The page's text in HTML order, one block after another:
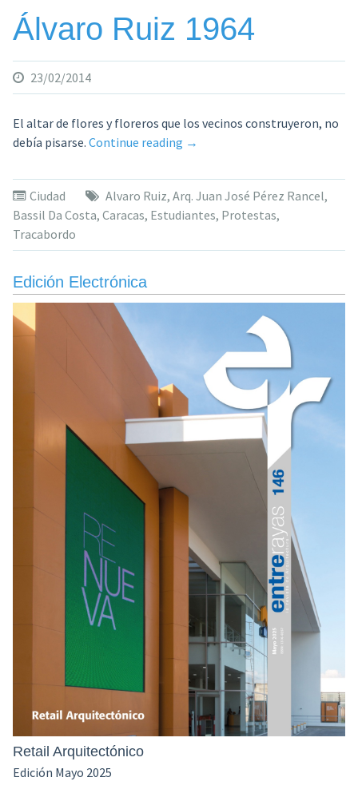
Álvaro Ruiz 1964
23/02/2014
El altar de flores y floreros que los vecinos construyeron, no
debía pisarse. Continue reading «Bassil
Costa
2014
/
→
Ciudad Alvaro Ruiz, Arq. Juan José Pérez Rancel,
Bassil Da Costa, Caracas, Estudiantes, Protestas,
Tracabordo
Edición Electrónica
Retail Arquitectónico
Edición Mayo 2025